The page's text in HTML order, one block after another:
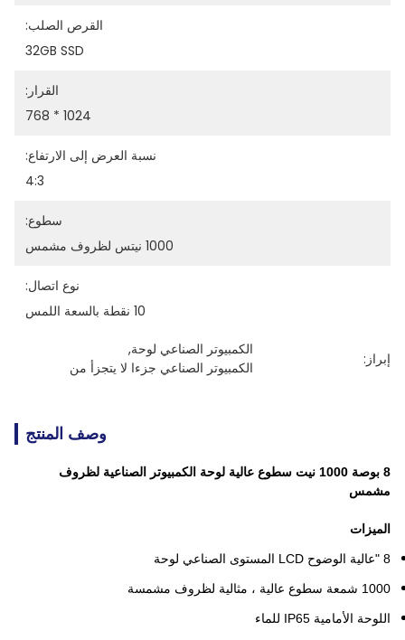
القرص الصلب:
32GB SSD
القرار:
1024 * 768
نسبة العرض إلى الارتفاع:
4:3
سطوع:
1000 نيتس لظروف مشمس
نوع اتصال:
10 نقطة بالسعة اللمس
إبراز:
الكمبيوتر الصناعي لوحة,
الكمبيوتر الصناعي جزءا لا يتجزأ من
وصف المنتج
8 بوصة 1000 نيت سطوع عالية لوحة الكمبيوتر الصناعية لظروف
مشمس
الميزات
8 "عالية الوضوح LCD المستوى الصناعي لوحة
1000 شمعة سطوع عالية ، مثالية لظروف مشمسة
اللوحة الأمامية IP65 للماء